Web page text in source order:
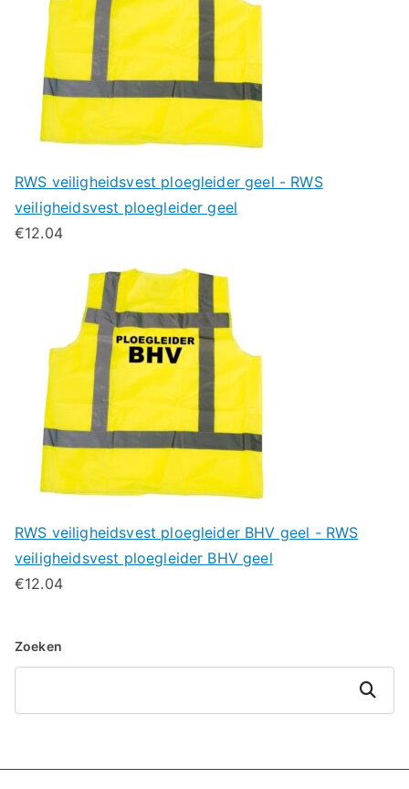
RWS veiligheidsvest ploegleider geel - RWS
veiligheidsvest ploegleider geel
€12.04
RWS veiligheidsvest ploegleider BHV geel - RWS
veiligheidsvest ploegleider BHV geel
€12.04
Zoeken
Zoeken